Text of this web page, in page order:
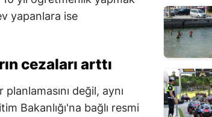
yapanlara ise
cezaları arttı
değil, aynı
Bakanlığı'na bağlı resmi